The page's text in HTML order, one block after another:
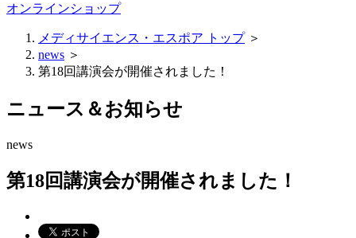
オンラインショップ
メディサイエンス・エスポア トップ＞
news ＞
第18回講演会が開催されました！
ニュース＆お知らせ
news
第18回講演会が開催されました！